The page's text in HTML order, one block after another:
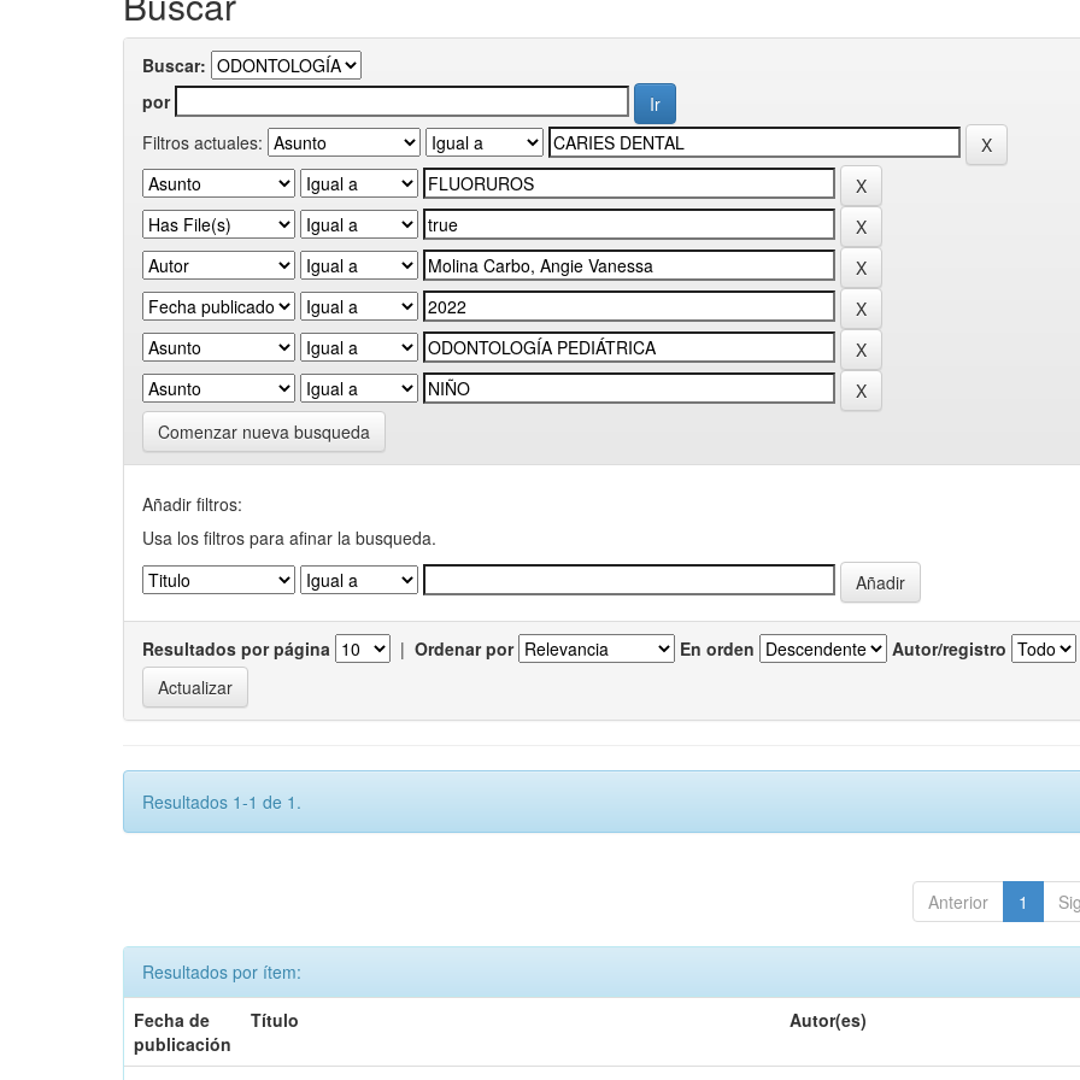
Buscar:
por
Filtros actuales:
Comenzar nueva busqueda
Añadir filtros:
Usa los filtros para afinar la busqueda.
Resultados por página | Ordenar por En orden Autor/registro
Resultados 1-1 de 1.
Anterior 1
Resultados por ítem:
Fecha de
publicación
Título Autor(es)